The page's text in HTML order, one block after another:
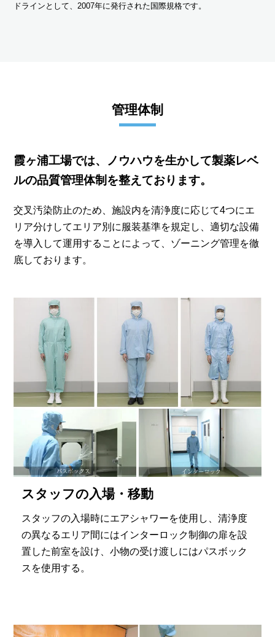
ドラインとして、2007年に発行された国際規格です。
管理体制
霞ヶ浦工場では、ノウハウを生かして製薬レベ
ルの品質管理体制を整えております。
交叉汚染防止のため、施設内を清浄度に応じて4つにエ
リア分けしてエリア別に服装基準を規定し、適切な設備
を導入して運用することによって、ゾーニング管理を徹
底しております。
スタッフの入場・移動
スタッフの入場時にエアシャワーを使用し、清浄度
の異なるエリア間にはインターロック制御の扉を設
置した前室を設け、小物の受け渡しにはパスボック
スを使用する。